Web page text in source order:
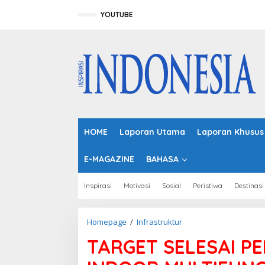
YOUTUBE
HOME Laporan Utama Laporan Khusus
E-MAGAZINE BAHASA
Inspirasi Motivasi Sosial Peristiwa Destinasi
Homepage / Infrastruktur
R
G
TARGET SELESAI